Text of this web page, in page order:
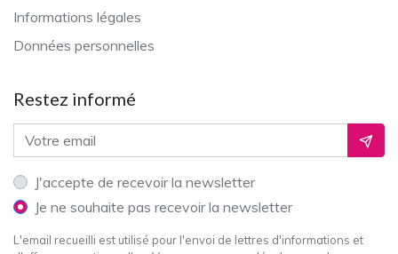
Informations légales
Données personnelles
Restez informé
Adresse email Ok
J'accepte de recevoir la newsletter
Je ne souhaite pas recevoir la newsletter
L'email recueilli est utilisé pour l'envoi de lettres d'informations et